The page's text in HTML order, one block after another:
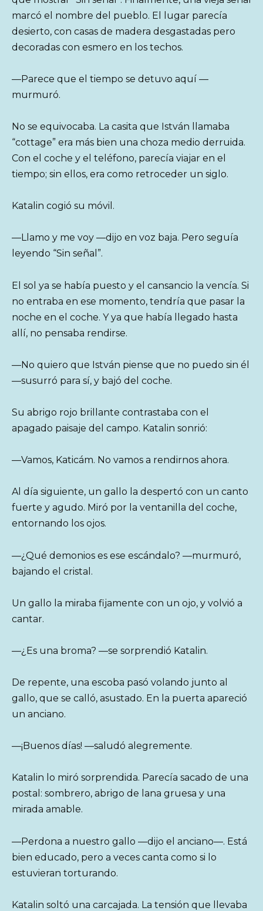
marcó el nombre del pueblo. El lugar parecía
desierto, con casas de madera desgastadas pero
decoradas con esmero en los techos.
—Parece que el tiempo se detuvo aquí —
murmuró.
No se equivocaba. La casita que István llamaba
“cottage” era más bien una choza medio derruida.
Con el coche y el teléfono, parecía viajar en el
tiempo; sin ellos, era como retroceder un siglo.
Katalin cogió su móvil.
—Llamo y me voy —dijo en voz baja. Pero seguía
leyendo “Sin señal”.
El sol ya se había puesto y el cansancio la vencía. Si
no entraba en ese momento, tendría que pasar la
noche en el coche. Y ya que había llegado hasta
allí, no pensaba rendirse.
—No quiero que István piense que no puedo sin él
—susurró para sí, y bajó del coche.
Su abrigo rojo brillante contrastaba con el
apagado paisaje del campo. Katalin sonrió:
—Vamos, Katicám. No vamos a rendirnos ahora.
Al día siguiente, un gallo la despertó con un canto
fuerte y agudo. Miró por la ventanilla del coche,
entornando los ojos.
—¿Qué demonios es ese escándalo? —murmuró,
bajando el cristal.
Un gallo la miraba fijamente con un ojo, y volvió a
cantar.
—¿Es una broma? —se sorprendió Katalin.
De repente, una escoba pasó volando junto al
gallo, que se calló, asustado. En la puerta apareció
un anciano.
—¡Buenos días! —saludó alegremente.
Katalin lo miró sorprendida. Parecía sacado de una
postal: sombrero, abrigo de lana gruesa y una
mirada amable.
—Perdona a nuestro gallo —dijo el anciano—. Está
bien educado, pero a veces canta como si lo
estuvieran torturando.
Katalin soltó una carcajada. La tensión que llevaba